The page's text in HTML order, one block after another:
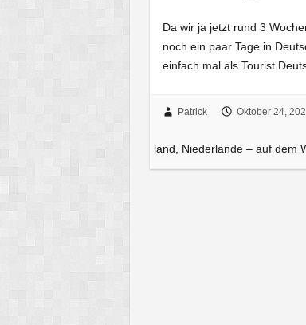
Da wir ja jetzt rund 3
noch ein paar Tage in
einfach mal als Tourist
Patrick Oktober 24,
land, Niederlande – auf dem